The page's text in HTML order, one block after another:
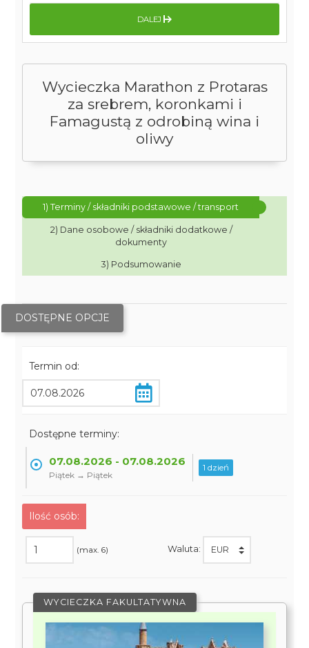
Wycieczka Marathon z Protaras
za srebrem, koronkami i
Famagustą z odrobiną wina i
oliwy
1) Terminy / składniki podstawowe / transport
2) Dane osobowe / składniki dodatkowe /
dokumenty
3) Podsumowanie
DOSTĘPNE OPCJE
Termin od:
Dostępne terminy:
07.08.2026 - 07.08.2026
Piątek → Piątek
1 dzień
Ilość osób:
(max. 6) Waluta:
WYCIECZKA FAKULTATYWNA
DALEJ